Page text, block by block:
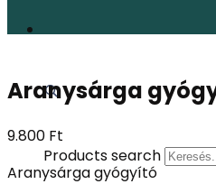
Products search
Aranysárga
9.800 Ft
Aranysárga gyógyító